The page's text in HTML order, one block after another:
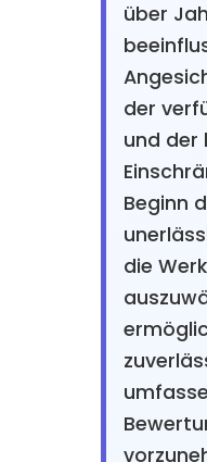
über
der
und der
Beginn
die